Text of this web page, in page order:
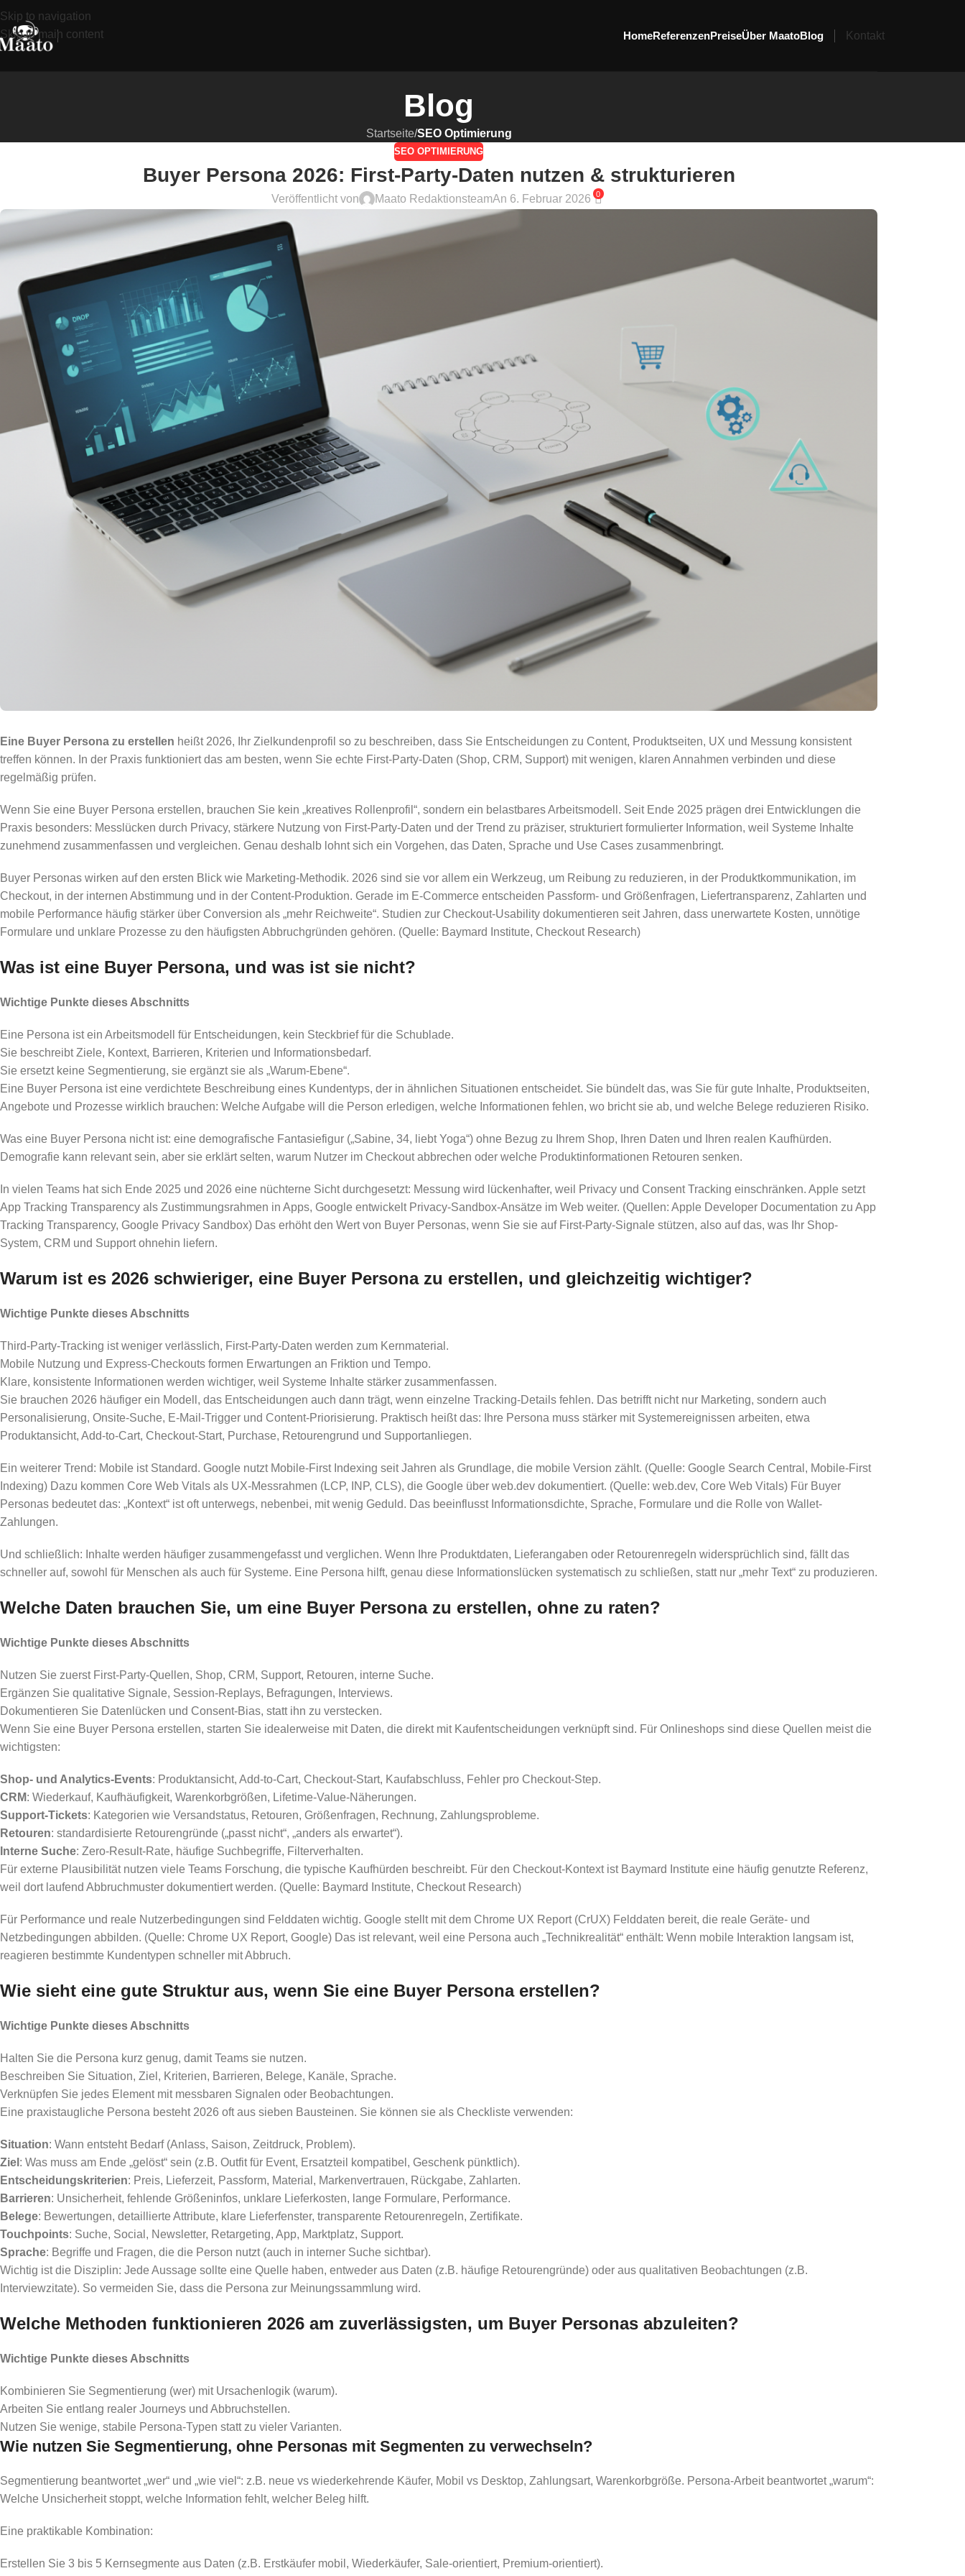
Skip to navigation
Skip to main content
HomeReferenzenPreiseÜber MaatoBlog Kontakt
Blog
Startseite/SEO Optimierung
SEO OPTIMIERUNG
Buyer Persona 2026: First-Party-Daten nutzen & strukturieren
Veröffentlicht von Maato RedaktionsteamAn 6. Februar 2026 0
Eine Buyer Persona zu erstellen heißt 2026, Ihr Zielkundenprofil so zu beschreiben, dass Sie Entscheidungen zu Content, Produktseiten, UX und Messung konsistent
treffen können. In der Praxis funktioniert das am besten, wenn Sie echte First-Party-Daten (Shop, CRM, Support) mit wenigen, klaren Annahmen verbinden und diese
regelmäßig prüfen.
Wenn Sie eine Buyer Persona erstellen, brauchen Sie kein „kreatives Rollenprofil“, sondern ein belastbares Arbeitsmodell. Seit Ende 2025 prägen drei Entwicklungen die
Praxis besonders: Messlücken durch Privacy, stärkere Nutzung von First-Party-Daten und der Trend zu präziser, strukturiert formulierter Information, weil Systeme Inhalte
zunehmend zusammenfassen und vergleichen. Genau deshalb lohnt sich ein Vorgehen, das Daten, Sprache und Use Cases zusammenbringt.
Buyer Personas wirken auf den ersten Blick wie Marketing-Methodik. 2026 sind sie vor allem ein Werkzeug, um Reibung zu reduzieren, in der Produktkommunikation, im
Checkout, in der internen Abstimmung und in der Content-Produktion. Gerade im E-Commerce entscheiden Passform- und Größenfragen, Liefertransparenz, Zahlarten und
mobile Performance häufig stärker über Conversion als „mehr Reichweite“. Studien zur Checkout-Usability dokumentieren seit Jahren, dass unerwartete Kosten, unnötige
Formulare und unklare Prozesse zu den häufigsten Abbruchgründen gehören. (Quelle: Baymard Institute, Checkout Research)
Was ist eine Buyer Persona, und was ist sie nicht?
Wichtige Punkte dieses Abschnitts
Eine Persona ist ein Arbeitsmodell für Entscheidungen, kein Steckbrief für die Schublade.
Sie beschreibt Ziele, Kontext, Barrieren, Kriterien und Informationsbedarf.
Sie ersetzt keine Segmentierung, sie ergänzt sie als „Warum-Ebene“.
Eine Buyer Persona ist eine verdichtete Beschreibung eines Kundentyps, der in ähnlichen Situationen entscheidet. Sie bündelt das, was Sie für gute Inhalte, Produktseiten,
Angebote und Prozesse wirklich brauchen: Welche Aufgabe will die Person erledigen, welche Informationen fehlen, wo bricht sie ab, und welche Belege reduzieren Risiko.
Was eine Buyer Persona nicht ist: eine demografische Fantasiefigur („Sabine, 34, liebt Yoga“) ohne Bezug zu Ihrem Shop, Ihren Daten und Ihren realen Kaufhürden.
Demografie kann relevant sein, aber sie erklärt selten, warum Nutzer im Checkout abbrechen oder welche Produktinformationen Retouren senken.
In vielen Teams hat sich Ende 2025 und 2026 eine nüchterne Sicht durchgesetzt: Messung wird lückenhafter, weil Privacy und Consent Tracking einschränken. Apple setzt
App Tracking Transparency als Zustimmungsrahmen in Apps, Google entwickelt Privacy-Sandbox-Ansätze im Web weiter. (Quellen: Apple Developer Documentation zu App
Tracking Transparency, Google Privacy Sandbox) Das erhöht den Wert von Buyer Personas, wenn Sie sie auf First-Party-Signale stützen, also auf das, was Ihr Shop-
System, CRM und Support ohnehin liefern.
Warum ist es 2026 schwieriger, eine Buyer Persona zu erstellen, und gleichzeitig wichtiger?
Wichtige Punkte dieses Abschnitts
Third-Party-Tracking ist weniger verlässlich, First-Party-Daten werden zum Kernmaterial.
Mobile Nutzung und Express-Checkouts formen Erwartungen an Friktion und Tempo.
Klare, konsistente Informationen werden wichtiger, weil Systeme Inhalte stärker zusammenfassen.
Sie brauchen 2026 häufiger ein Modell, das Entscheidungen auch dann trägt, wenn einzelne Tracking-Details fehlen. Das betrifft nicht nur Marketing, sondern auch
Personalisierung, Onsite-Suche, E-Mail-Trigger und Content-Priorisierung. Praktisch heißt das: Ihre Persona muss stärker mit Systemereignissen arbeiten, etwa
Produktansicht, Add-to-Cart, Checkout-Start, Purchase, Retourengrund und Supportanliegen.
Ein weiterer Trend: Mobile ist Standard. Google nutzt Mobile-First Indexing seit Jahren als Grundlage, die mobile Version zählt. (Quelle: Google Search Central, Mobile-First
Indexing) Dazu kommen Core Web Vitals als UX-Messrahmen (LCP, INP, CLS), die Google über web.dev dokumentiert. (Quelle: web.dev, Core Web Vitals) Für Buyer
Personas bedeutet das: „Kontext“ ist oft unterwegs, nebenbei, mit wenig Geduld. Das beeinflusst Informationsdichte, Sprache, Formulare und die Rolle von Wallet-
Zahlungen.
Und schließlich: Inhalte werden häufiger zusammengefasst und verglichen. Wenn Ihre Produktdaten, Lieferangaben oder Retourenregeln widersprüchlich sind, fällt das
schneller auf, sowohl für Menschen als auch für Systeme. Eine Persona hilft, genau diese Informationslücken systematisch zu schließen, statt nur „mehr Text“ zu produzieren.
Welche Daten brauchen Sie, um eine Buyer Persona zu erstellen, ohne zu raten?
Wichtige Punkte dieses Abschnitts
Nutzen Sie zuerst First-Party-Quellen, Shop, CRM, Support, Retouren, interne Suche.
Ergänzen Sie qualitative Signale, Session-Replays, Befragungen, Interviews.
Dokumentieren Sie Datenlücken und Consent-Bias, statt ihn zu verstecken.
Wenn Sie eine Buyer Persona erstellen, starten Sie idealerweise mit Daten, die direkt mit Kaufentscheidungen verknüpft sind. Für Onlineshops sind diese Quellen meist die
wichtigsten:
Shop- und Analytics-Events: Produktansicht, Add-to-Cart, Checkout-Start, Kaufabschluss, Fehler pro Checkout-Step.
CRM: Wiederkauf, Kaufhäufigkeit, Warenkorbgrößen, Lifetime-Value-Näherungen.
Support-Tickets: Kategorien wie Versandstatus, Retouren, Größenfragen, Rechnung, Zahlungsprobleme.
Retouren: standardisierte Retourengründe („passt nicht“, „anders als erwartet“).
Interne Suche: Zero-Result-Rate, häufige Suchbegriffe, Filterverhalten.
Für externe Plausibilität nutzen viele Teams Forschung, die typische Kaufhürden beschreibt. Für den Checkout-Kontext ist Baymard Institute eine häufig genutzte Referenz,
weil dort laufend Abbruchmuster dokumentiert werden. (Quelle: Baymard Institute, Checkout Research)
Für Performance und reale Nutzerbedingungen sind Felddaten wichtig. Google stellt mit dem Chrome UX Report (CrUX) Felddaten bereit, die reale Geräte- und
Netzbedingungen abbilden. (Quelle: Chrome UX Report, Google) Das ist relevant, weil eine Persona auch „Technikrealität“ enthält: Wenn mobile Interaktion langsam ist,
reagieren bestimmte Kundentypen schneller mit Abbruch.
Wie sieht eine gute Struktur aus, wenn Sie eine Buyer Persona erstellen?
Wichtige Punkte dieses Abschnitts
Halten Sie die Persona kurz genug, damit Teams sie nutzen.
Beschreiben Sie Situation, Ziel, Kriterien, Barrieren, Belege, Kanäle, Sprache.
Verknüpfen Sie jedes Element mit messbaren Signalen oder Beobachtungen.
Eine praxistaugliche Persona besteht 2026 oft aus sieben Bausteinen. Sie können sie als Checkliste verwenden:
Situation: Wann entsteht Bedarf (Anlass, Saison, Zeitdruck, Problem).
Ziel : Was muss am Ende „gelöst“ sein (z.B. Outfit für Event, Ersatzteil kompatibel, Geschenk pünktlich).
Entscheidungskriterien: Preis, Lieferzeit, Passform, Material, Markenvertrauen, Rückgabe, Zahlarten.
Barrieren: Unsicherheit, fehlende Größeninfos, unklare Lieferkosten, lange Formulare, Performance.
Belege: Bewertungen, detaillierte Attribute, klare Lieferfenster, transparente Retourenregeln, Zertifikate.
Touchpoints: Suche, Social, Newsletter, Retargeting, App, Marktplatz, Support.
Sprache: Begriffe und Fragen, die die Person nutzt (auch in interner Suche sichtbar).
Wichtig ist die Disziplin: Jede Aussage sollte eine Quelle haben, entweder aus Daten (z.B. häufige Retourengründe) oder aus qualitativen Beobachtungen (z.B.
Interviewzitate). So vermeiden Sie, dass die Persona zur Meinungssammlung wird.
Welche Methoden funktionieren 2026 am zuverlässigsten, um Buyer Personas abzuleiten?
Wichtige Punkte dieses Abschnitts
Kombinieren Sie Segmentierung (wer) mit Ursachenlogik (warum).
Arbeiten Sie entlang realer Journeys und Abbruchstellen.
Nutzen Sie wenige, stabile Persona-Typen statt zu vieler Varianten.
Wie nutzen Sie Segmentierung, ohne Personas mit Segmenten zu verwechseln?
Segmentierung beantwortet „wer“ und „wie viel“: z.B. neue vs wiederkehrende Käufer, Mobil vs Desktop, Zahlungsart, Warenkorbgröße. Persona-Arbeit beantwortet „warum“:
Welche Unsicherheit stoppt, welche Information fehlt, welcher Beleg hilft.
Eine praktikable Kombination:
Erstellen Sie 3 bis 5 Kernsegmente aus Daten (z.B. Erstkäufer mobil, Wiederkäufer, Sale-orientiert, Premium-orientiert).